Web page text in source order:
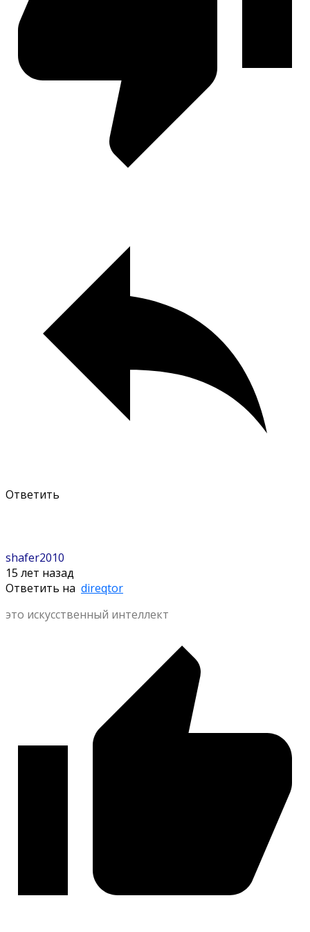
Ответить
shafer2010
15 лет назад
Ответить на direqtor
это искусственный интеллект